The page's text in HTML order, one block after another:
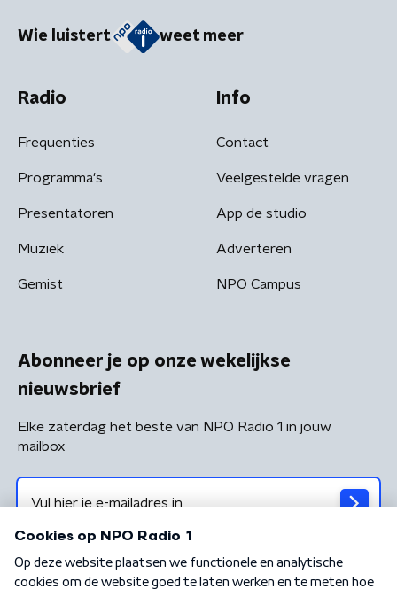
Wie luistert weet meer
Radio
Frequenties
Programma's
Presentatoren
Muziek
Gemist
Info
Contact
Veelgestelde vragen
App de studio
Adverteren
NPO Campus
Abonneer je op onze wekelijkse
nieuwsbrief
Elke zaterdag het beste van NPO Radio 1 in jouw
mailbox